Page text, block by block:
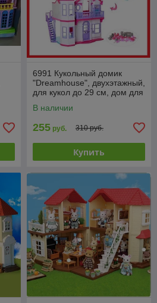
6991 Кукольный домик
"Dreamhouse", двухэтажный,
для кукол до 29 см, дом для
В наличии
255 руб. 310 руб.
Купить